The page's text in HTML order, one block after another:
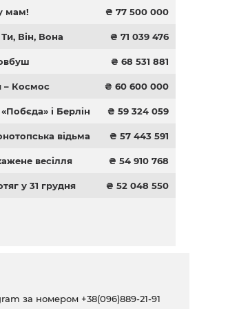
мам! ₴ 77 500 000
Він, Вона ₴ 71 039 476
₴ 68 531 881
– Космос ₴ 60 600 000
і Берлін ₴ 59 324 059
відьма ₴ 57 443 591
весілля ₴ 54 910 768
у 31 грудня ₴ 52 048 550
за номером +38(096)889-21-91